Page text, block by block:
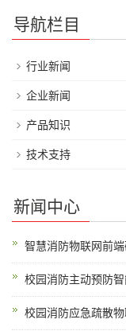
导航栏目
行业新闻
企业新闻
产品知识
技术支持
新闻中心
智慧消防物联网前
校园消防主动预防
校园消防应急疏散